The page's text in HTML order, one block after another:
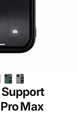
Support
ProMax